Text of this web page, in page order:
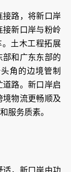
接路，将新口岸
接新口岸与粉岭
土木工程拓展
和广东东部的
角的边境管制
路。新口岸启
物流更畅顺及
服务质素。